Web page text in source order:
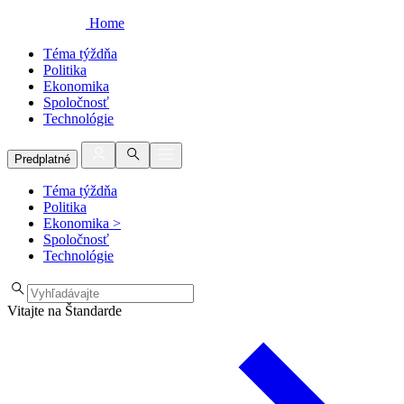
Home
Téma týždňa
Politika
Ekonomika
Spoločnosť
Technológie
Predplatné
Téma týždňa
Politika
Ekonomika >
Spoločnosť
Technológie
Vitajte na Štandarde